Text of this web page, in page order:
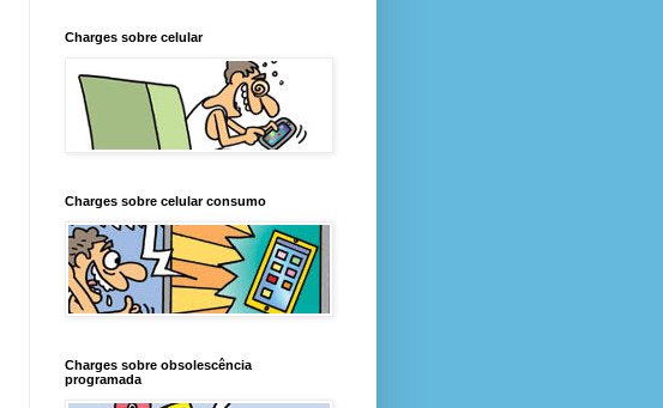
Charges sobre celular
Charges sobre celular consumo
Charges sobre obsolescência
programada